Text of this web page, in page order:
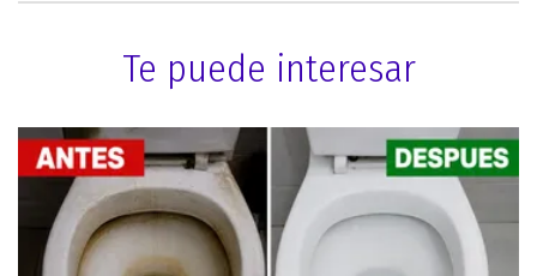
Te puede interesar